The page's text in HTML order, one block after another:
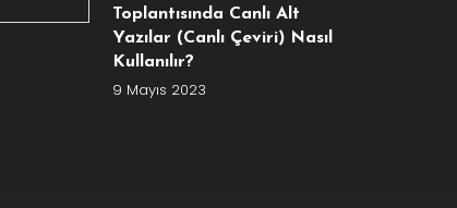
Toplantısında Canlı Alt
Yazılar (Canlı Çeviri) Nasıl
Kullanılır?
9 Mayıs 2023